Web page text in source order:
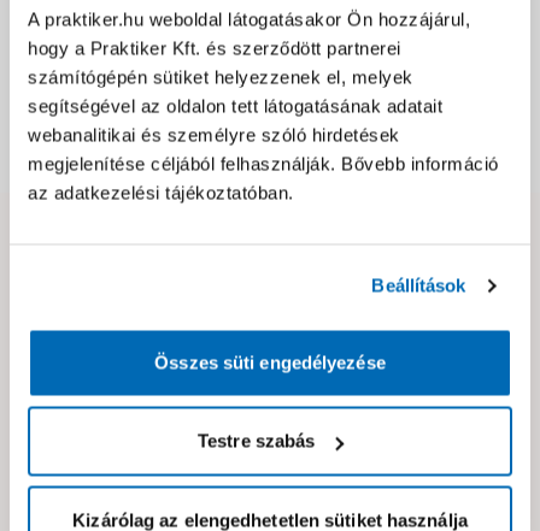
A praktiker.hu weboldal látogatásakor Ön hozzájárul,
hogy a Praktiker Kft. és szerződött partnerei
számítógépén sütiket helyezzenek el, melyek
segítségével az oldalon tett látogatásának adatait
webanalitikai és személyre szóló hirdetések
megjelenítése céljából felhasználják. Bővebb információ
az adatkezelési tájékoztatóban.
Beállítások
Összes süti engedélyezése
Testre szabás
Kizárólag az elengedhetetlen sütiket használja
Csomagolási és súly információk
Dokumentumok, felelős személy
Neked ajánljuk!